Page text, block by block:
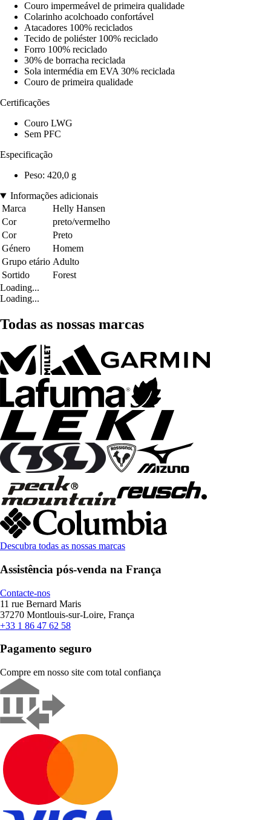
Couro impermeável de primeira qualidade
Colarinho acolchoado confortável
Atacadores 100% reciclados
Tecido de poliéster 100% reciclado
Forro 100% reciclado
30% de borracha reciclada
Sola intermédia em EVA 30% reciclada
Couro de primeira qualidade
Certificações
Couro LWG
Sem PFC
Especificação
Peso: 420,0 g
Informações adicionais
Marca
Helly Hansen
Cor
preto/vermelho
Cor
Preto
Género
Homem
Grupo etário Adulto
Sortido
Forest
Loading...
Loading...
Todas as nossas marcas
Descubra todas as nossas marcas
Assistência pós-venda na França
Contacte-nos
11 rue Bernard Maris
37270 Montlouis-sur-Loire, França
+33 1 86 47 62 58
Pagamento seguro
Compre em nosso site com total confiança